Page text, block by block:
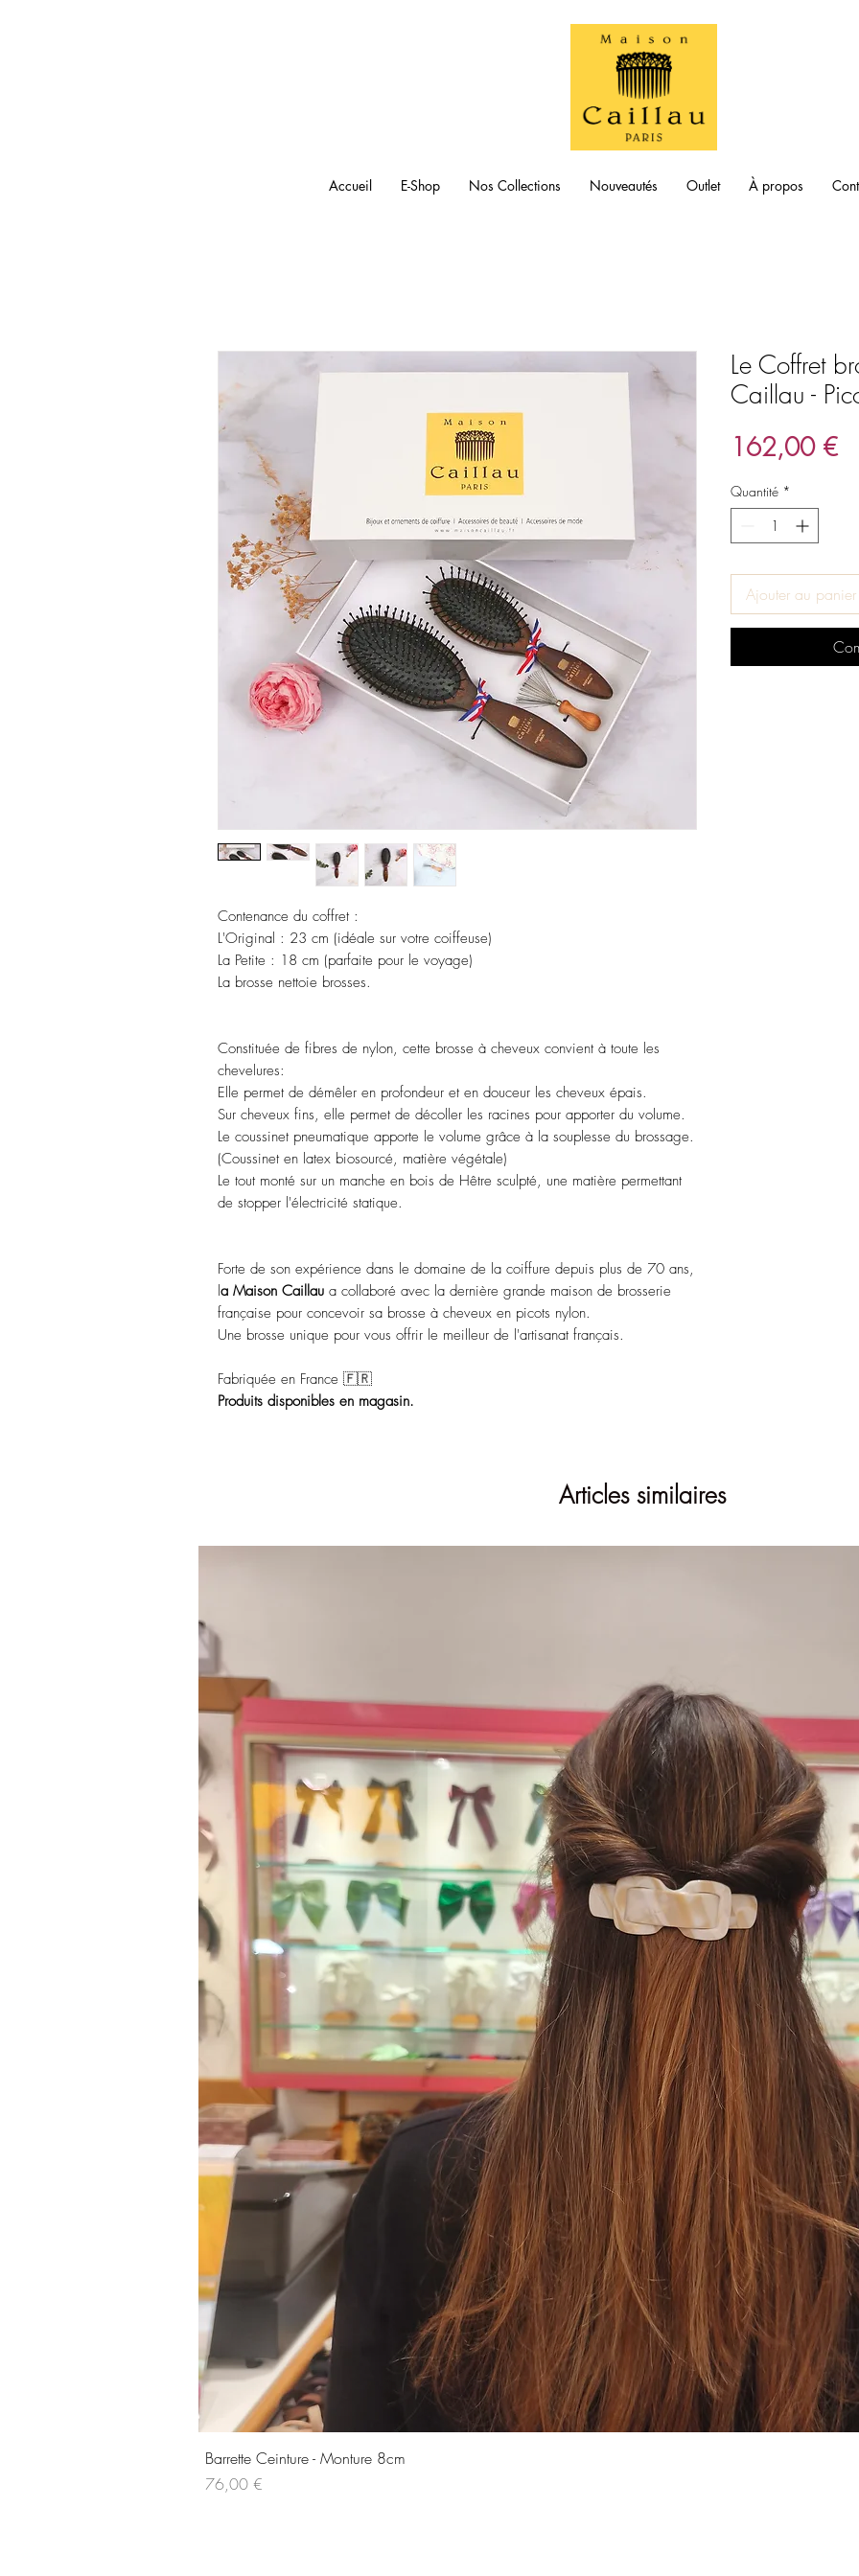
Accueil E-Shop Nos Collections Nouveautés Outlet À propos
Contenance du coffret :
L'Original : 23 cm (idéale sur votre coiffeuse)
La Petite : 18 cm (parfaite pour le voyage)
La brosse nettoie brosses.
Constituée de fibres de nylon, cette brosse à cheveux convient à toute les
chevelures:
Elle permet de démêler en profondeur et en douceur les cheveux épais.
Sur cheveux fins, elle permet de décoller les racines pour apporter du volume.
Le coussinet pneumatique apporte le volume grâce à la souplesse du brossage.
(Coussinet en latex biosourcé, matière végétale)
Le tout monté sur un manche en bois de Hêtre sculpté, une matière permettant
de stopper l'électricité statique.
Forte de son expérience dans le domaine de la coiffure depuis plus de 70 ans,
la Maison Caillau a collaboré avec la dernière grande maison de brosserie
française pour concevoir sa brosse à cheveux en picots nylon.
Une brosse unique pour vous offrir le meilleur de l'artisanat français.
Fabriquée en France 🇫🇷
Produits disponibles en magasin.
Le Coffret
Caillau -
162,00 €Prix
Quantité *
Ajouter au panier
Articles similaires
Barrette Ceinture - Monture 8cm
Prix
76,00 €